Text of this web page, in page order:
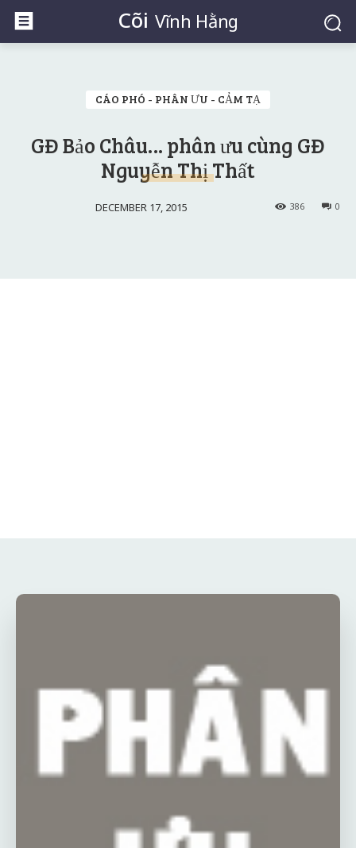
Cõi Vĩnh Hằng
CÁO PHÓ - PHÂN ƯU - CẢM TẠ
GĐ Bảo Châu… phân ưu cùng GĐ
Nguyễn Thị Thất
DECEMBER 17, 2015 0
386